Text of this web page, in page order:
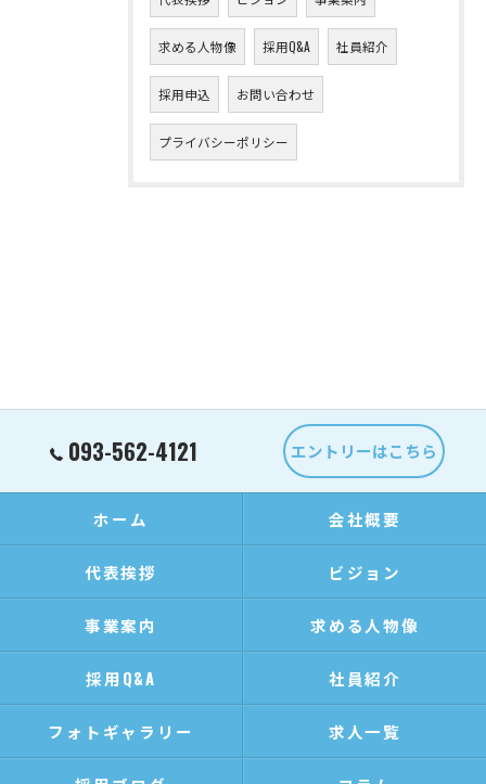
求める人物像 採用Q&A 社員紹介
採用申込 お問い合わせ
プライバシーポリシー
093-562-4121 エントリーはこちら
ホーム 会社概要
代表挨拶 ビジョン
事業案内 求める人物像
採用Q&A 社員紹介
フォトギャラリー 求人一覧